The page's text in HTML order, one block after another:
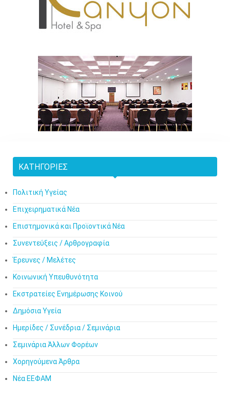
ΚΑΤΗΓΟΡΊΕΣ
Πολιτική Υγείας
Επιχειρηματικά Νέα
Επιστημονικά και Προϊοντικά Νέα
Συνεντεύξεις / Αρθρογραφία
Έρευνες / Μελέτες
Κοινωνική Υπευθυνότητα
Εκστρατείες Ενημέρωσης Κοινού
Δημόσια Υγεία
Ημερίδες / Συνέδρια / Σεμινάρια
Σεμινάρια Άλλων Φορέων
Χορηγούμενα Άρθρα
Νέα ΕΕΦΑΜ